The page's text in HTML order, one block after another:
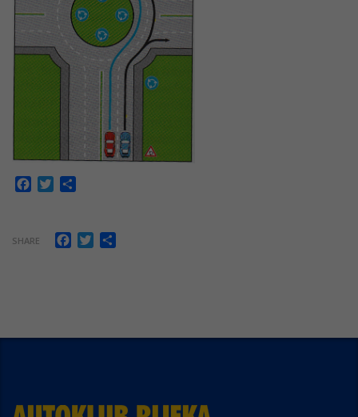
Facebook
Twitter
SHARE Facebook
Twitter